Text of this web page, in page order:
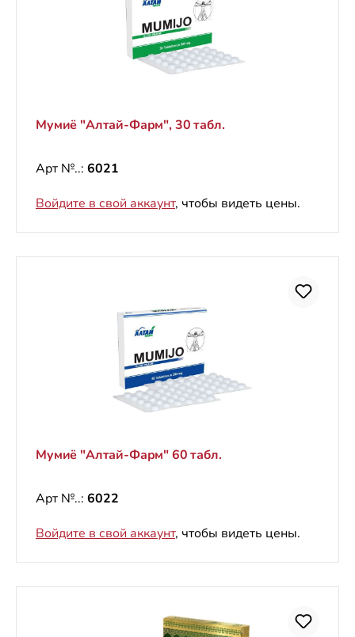
Мумиё "Алтай-Фарм", 30 табл.
Арт №..: 6021
Войдите в свой аккаунт, чтобы видеть цены.
Мумиё "Алтай-Фарм" 60 табл.
Арт №..: 6022
Войдите в свой аккаунт, чтобы видеть цены.